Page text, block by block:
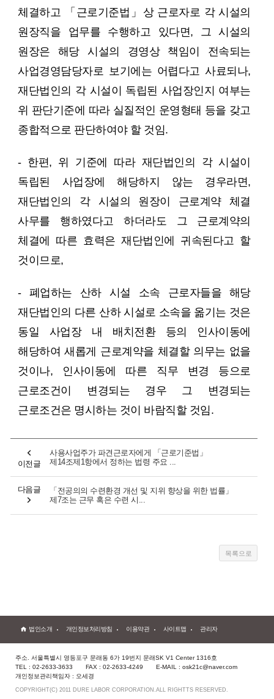
체결하고 「근로기준법」상 근로자로 각 시설의
원장직을 업무를 수행하고 있다면, 그 시설의
원장은 해당 시설의 경영상 책임이 전속되는
사업경영담당자로 보기에는 어렵다고 사료되나,
재단법인의 각 시설이 독립된 사업장인지 여부는
위 판단기준에 따라 실질적인 운영형태 등을 갖고
종합적으로 판단하여야 할 것임.
- 한편, 위 기준에 따라 재단법인의 각 시설이
독립된 사업장에 해당하지 않는 경우라면,
재단법인의 각 시설의 원장이 근로계약 체결
사무를 행하였다고 하더라도 그 근로계약의
체결에 따른 효력은 재단법인에 귀속된다고 할
것이므로,
- 폐업하는 산하 시설 소속 근로자들을 해당
재단법인의 다른 산하 시설로 소속을 옮기는 것은
동일 사업장 내 배치전환 등의 인사이동에
해당하여 새롭게 근로계약을 체결할 의무는 없을
것이나, 인사이동에 따른 직무 변경 등으로
근로조건이 변경되는 경우 그 변경되는
근로조건은 명시하는 것이 바람직할 것임.
이전글
사용사업주가 파견근로자에게 「근로기준법」
제14조제1항에서 정하는 법령 주요 ...
다음글
「전공의의 수련환경 개선 및 지위 향상을 위한 법률」
제7조는 근무 혹은 수련 시...
법인소개 개인정보처리방침 이용약관 사이트맵 관리자
주소. 서울특별시 영등포구 문래동 6가 19번지 문래SK V1 Center 1316호
TEL : 02-2633-3633
FAX : 02-2633-4249
E-MAIL : osk21c@naver.com
개인정보관리책임자 : 오세경
COPYRIGHT(C) 2011 DURE LABOR CORPORATION.ALL RIGHTTS RESERVED.